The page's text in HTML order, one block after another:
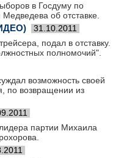
в Госдуму по
об отставке.
31.10.2011
подал в отставку.
полномочий".
возможность своей
по возвращении из
партии Михаила